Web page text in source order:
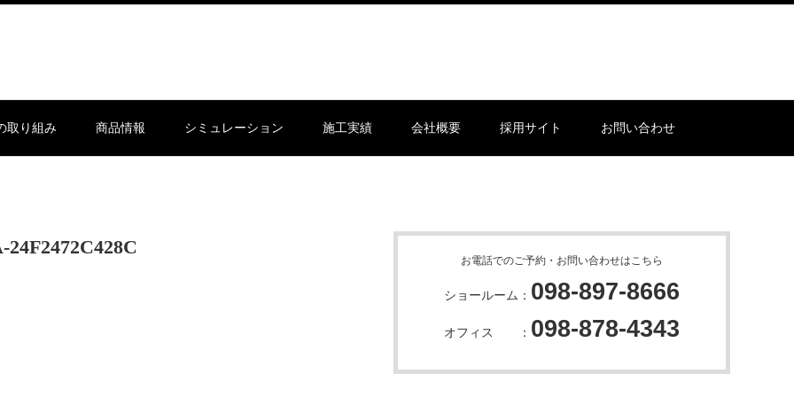
取り組み 商品情報 シミュレーション 施工実績 会社概要 採用サイト お問い合わせ
24F2472C428C
お電話でのご予約・お問い合わせはこちら
ショールーム： 098-897-8666
オフィス ： 098-878-4343